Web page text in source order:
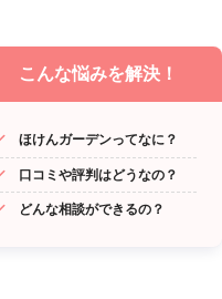
こんな悩みを解決！
ほけんガーデンってなに？
口コミや評判はどうなの？
どんな相談ができるの？